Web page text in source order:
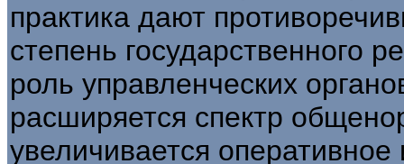
практика дают
степень государственного
роль управленческих
расширяется спектр
увеличивается